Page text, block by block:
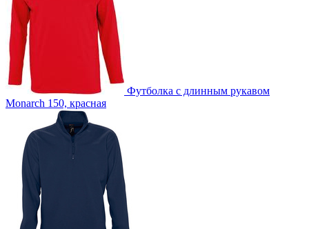
Футболка с длинным рукавом
Monarch 150, красная